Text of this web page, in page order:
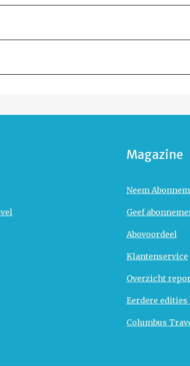
Magazine
Neem
Geef
Abovoordeel
Klantenservice
Overzicht
Eerdere edities
Columbus